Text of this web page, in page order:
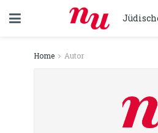
Home Autor